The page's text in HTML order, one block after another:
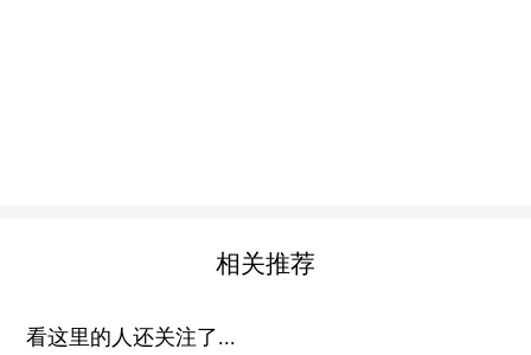
相关推荐
看这里的人还关注了...